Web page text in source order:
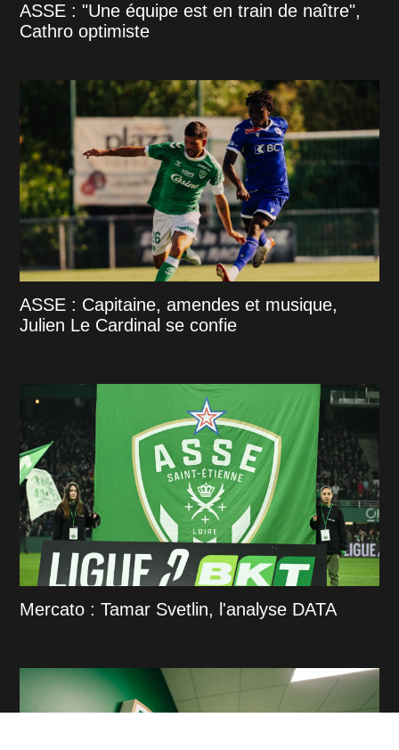
ASSE : "Une équipe est en train de naître",
Cathro optimiste
ASSE : Capitaine, amendes et musique,
Julien Le Cardinal se confie
Mercato : Tamar Svetlin, l'analyse DATA